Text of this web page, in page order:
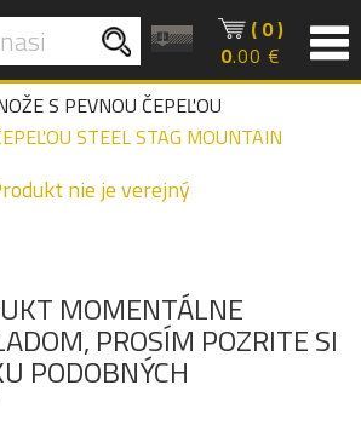
( 0 )
0.00 €
S PEVNOU ČEPEĽOU
STEEL STAG MOUNTAIN
nie je verejný
MOMENTÁLNE
PROSÍM POZRITE SI
PODOBNÝCH